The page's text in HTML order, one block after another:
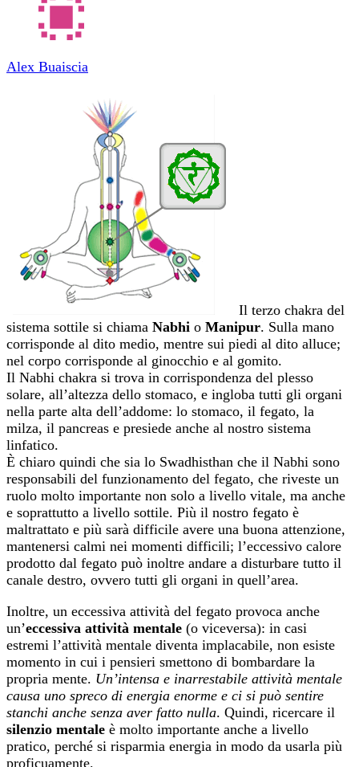
Alex Buaiscia
Il terzo chakra del
sistema sottile si chiama Nabhi o Manipur. Sulla mano
corrisponde al dito medio, mentre sui piedi al dito alluce;
nel corpo corrisponde al ginocchio e al gomito.
Il Nabhi chakra si trova in corrispondenza del plesso
solare, all’altezza dello stomaco, e ingloba tutti gli organi
nella parte alta dell’addome: lo stomaco, il fegato, la
milza, il pancreas e presiede anche al nostro sistema
linfatico.
È chiaro quindi che sia lo Swadhisthan che il Nabhi sono
responsabili del funzionamento del fegato, che riveste un
ruolo molto importante non solo a livello vitale, ma anche
e soprattutto a livello sottile. Più il nostro fegato è
maltrattato e più sarà difficile avere una buona attenzione,
mantenersi calmi nei momenti difficili; l’eccessivo calore
prodotto dal fegato può inoltre andare a disturbare tutto il
canale destro, ovvero tutti gli organi in quell’area.
Inoltre, un eccessiva attività del fegato provoca anche
un’eccessiva attività mentale (o viceversa): in casi
estremi l’attività mentale diventa implacabile, non esiste
momento in cui i pensieri smettono di bombardare la
propria mente. Un’intensa e inarrestabile attività mentale
causa uno spreco di energia enorme e ci si può sentire
stanchi anche senza aver fatto nulla. Quindi, ricercare il
silenzio mentale è molto importante anche a livello
pratico, perché si risparmia energia in modo da usarla più
proficuamente.